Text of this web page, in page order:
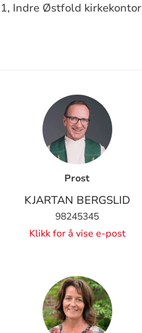
Indre Østfold kirkekontor
Prost
KJARTAN BERGSLID
98245345
Klikk for å vise e-post